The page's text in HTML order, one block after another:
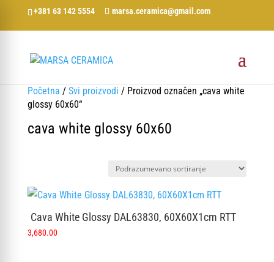
+381 63 142 5554 marsa.ceramica@gmail.com
Početna / Svi proizvodi / Proizvod označen „cava white
glossy 60x60“
cava white glossy 60x60
Cava White Glossy DAL63830, 60X60X1cm RTT
3,680.00